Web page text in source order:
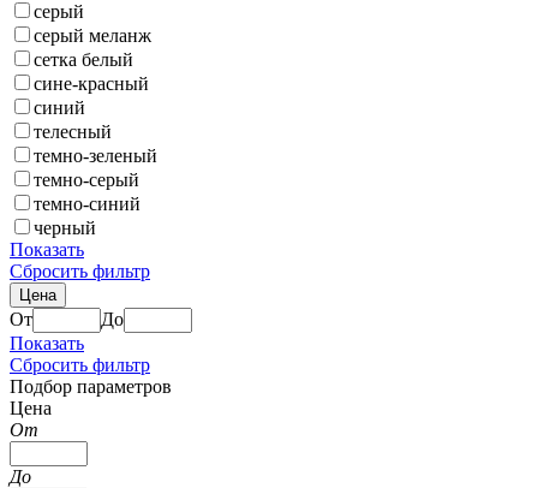
серый
серый меланж
сетка белый
сине-красный
синий
телесный
темно-зеленый
темно-серый
темно-синий
черный
Показать
Сбросить фильтр
Цена
От
До
Показать
Сбросить фильтр
Подбор параметров
Цена
От
До